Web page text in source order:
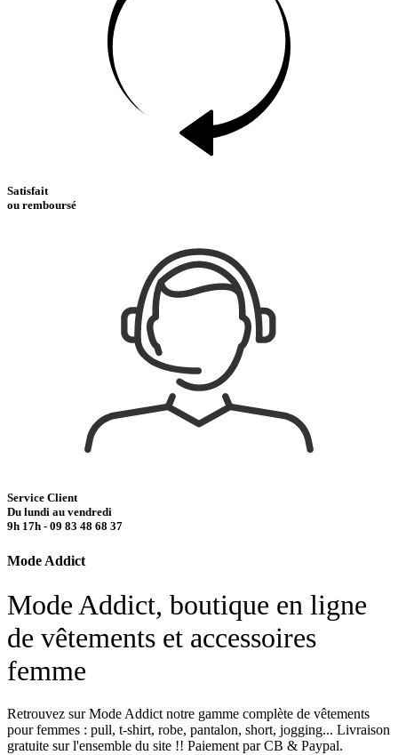
Satisfait
ou remboursé
Service Client
Du lundi au vendredi
9h 17h - 09 83 48 68 37
Mode Addict
Mode Addict, boutique en ligne
de vêtements et accessoires
femme
Retrouvez sur Mode Addict notre gamme complète de vêtements
pour femmes : pull, t-shirt, robe, pantalon, short, jogging... Livraison
gratuite sur l'ensemble du site !! Paiement par CB & Paypal.